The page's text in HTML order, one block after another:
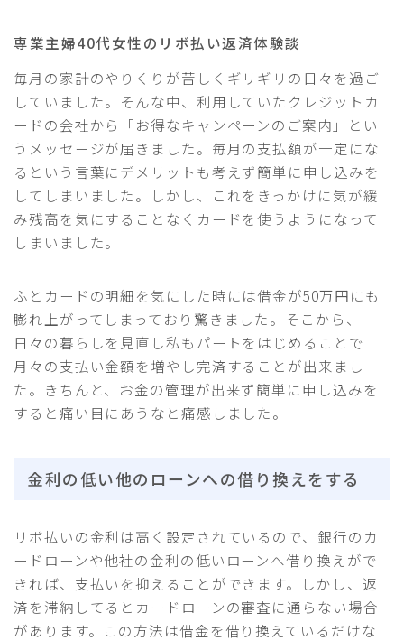
専業主婦40代女性のリボ払い返済体験談
毎月の家計のやりくりが苦しくギリギリの日々を過ご
していました。そんな中、利用していたクレジットカ
ードの会社から「お得なキャンペーンのご案内」とい
うメッセージが届きました。毎月の支払額が一定にな
るという言葉にデメリットも考えず簡単に申し込みを
してしまいました。しかし、これをきっかけに気が緩
み残高を気にすることなくカードを使うようになって
しまいました。
ふとカードの明細を気にした時には借金が50万円にも
膨れ上がってしまっており驚きました。そこから、
日々の暮らしを見直し私もパートをはじめることで
月々の支払い金額を増やし完済することが出来まし
た。きちんと、お金の管理が出来ず簡単に申し込みを
すると痛い目にあうなと痛感しました。
金利の低い他のローンへの借り換えをする
リボ払いの金利は高く設定されているので、銀行のカ
ードローンや他社の金利の低いローンへ借り換えがで
きれば、支払いを抑えることができます。しかし、返
済を滞納してるとカードローンの審査に通らない場合
があります。この方法は借金を借り換えているだけな